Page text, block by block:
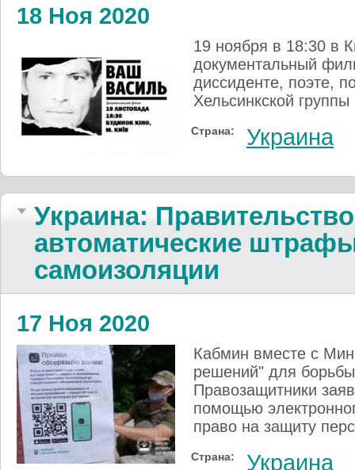
18 Ноя 2020
19 ноября в 18:30 в
документальный
диссиденте, поэте,
Хельсинкской
Страна: Украина
Украина:
автоматические
самоизоляции
17 Ноя 2020
Кабмин вместе с
решений" для
Правозащитники
помощью
право на защиту
Страна: Украина